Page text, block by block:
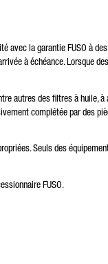
avec la garantie FUSO à
à échéance. Lorsque
autres des filtres à huile, à
complétée par des
Seuls des
FUSO.